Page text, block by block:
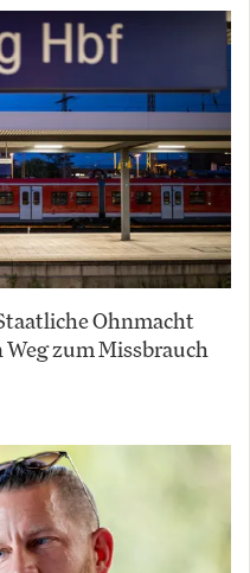
Ohnmacht
zum Missbrauch